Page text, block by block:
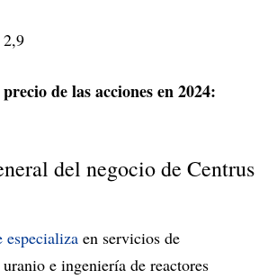
2,9
de las acciones en 2024:
del negocio de Centrus
especializa en servicios de
e ingeniería de reactores